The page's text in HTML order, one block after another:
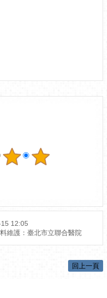
12:05
維護：臺北市立聯合醫院
回上一頁